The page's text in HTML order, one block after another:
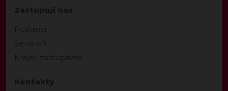
Zastupují nás
Poslanci
Senátoři
Krajští zastupitelé
Kontakty